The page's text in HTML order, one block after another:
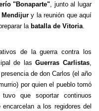
"Bonaparte", junto al lugar
Mendijury la reunión que aquí
la batalla de Vitoria.
de la guerra contra los
de lasGuerras Carlistas,
de don Carlos (el año
por quien el pueblo tomó
que soportar continuos
a los regidores del